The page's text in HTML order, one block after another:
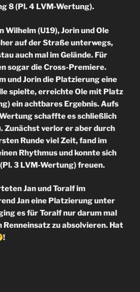
8 (Pl. 4 LVM-Wertung).
Wilhelm (U19), Jorin und Ole
auf der Straße unterwegs,
auch mal im Gelände. Für
sogar die Cross-Premiere.
und Jorin die Platzierung eine
spielte, erreichte Ole mit Platz
ein achtbares Ergebnis. Aufs
schaffte es schließlich
Zunächst verlor er aber durch
Runde viel Zeit, fand im
Rhythmus und konnte sich
3 LVM-Wertung) freuen.
Jan und Toralf im
Jan eine Platzierung unter
es für Toralf nur darum mal
Renneinsatz zu absolvieren. Hat
!